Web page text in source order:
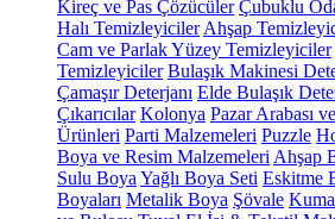
Kireç ve Pas Çözücüler Çubuklu
Halı Temizleyiciler Ahşap
Cam ve Parlak Yüzey Temizleyiciler
Temizleyiciler Bulaşık Makinesi
Çamaşır Deterjanı Elde Bulaşık
Çıkarıcılar Kolonya Pazar Arabası
Ürünleri Parti Malzemeleri Puzzle
Boya ve Resim Malzemeleri Ahşap
Sulu Boya Yağlı Boya Seti Eskitme
Boyaları Metalik Boya Şövale